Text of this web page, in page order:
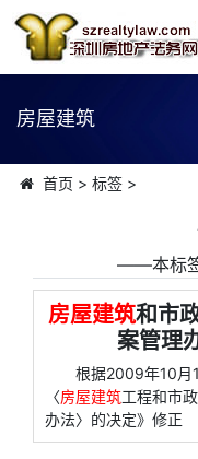
房屋建筑
首页 > 标签>
――本标
房屋建筑和市
案管理
根据2009年10月
〈房屋建筑工程和市
办法〉的决定》修正